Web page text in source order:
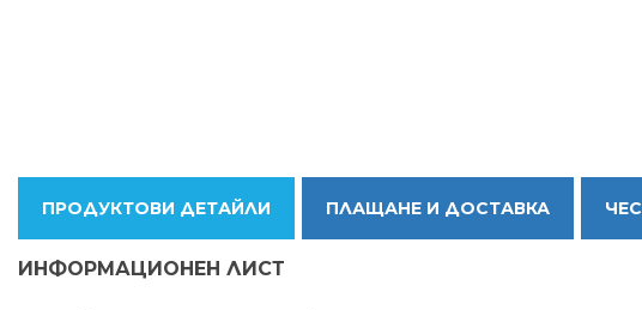
ПРОДУКТОВИ ДЕТАЙЛИ ПЛАЩАНЕ И ДОСТАВКА
ИНФОРМАЦИОНЕН ЛИСТ